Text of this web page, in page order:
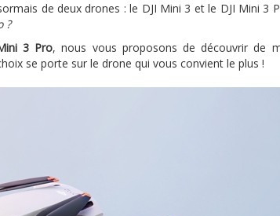
de deux drones : le DJI Mini 3 et le DJI Mini 3
?
3 Pro, nous vous proposons de découvrir de
se porte sur le drone qui vous convient le plus !